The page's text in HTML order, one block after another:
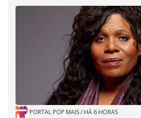
PORTAL POP MAIS/ HÁ 6 HORAS